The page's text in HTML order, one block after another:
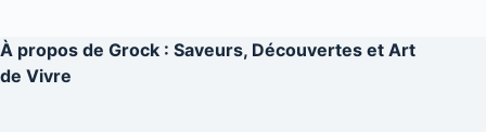
À propos de Grock : Saveurs, Découvertes et Art
de Vivre